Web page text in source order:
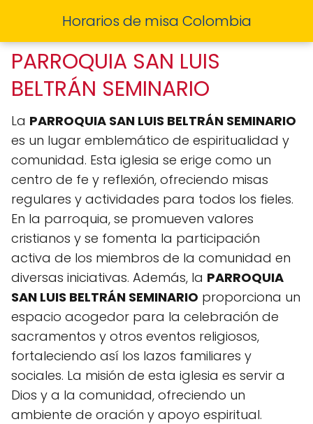
Horarios de misa Colombia
PARROQUIA SAN LUIS
BELTRÁN SEMINARIO
La PARROQUIA SAN LUIS BELTRÁN SEMINARIO
es un lugar emblemático de espiritualidad y
comunidad. Esta iglesia se erige como un
centro de fe y reflexión, ofreciendo misas
regulares y actividades para todos los fieles.
En la parroquia, se promueven valores
cristianos y se fomenta la participación
activa de los miembros de la comunidad en
diversas iniciativas. Además, la PARROQUIA
SAN LUIS BELTRÁN SEMINARIO proporciona un
espacio acogedor para la celebración de
sacramentos y otros eventos religiosos,
fortaleciendo así los lazos familiares y
sociales. La misión de esta iglesia es servir a
Dios y a la comunidad, ofreciendo un
ambiente de oración y apoyo espiritual.